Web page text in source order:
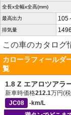
全長x全幅x全高(mm)
最高出力 105
排気量
この車のカタログ
カローラフィールダ
覧
1.8 Z エアロツアラ
新車時価格212.1万円(
JC08
-km/L